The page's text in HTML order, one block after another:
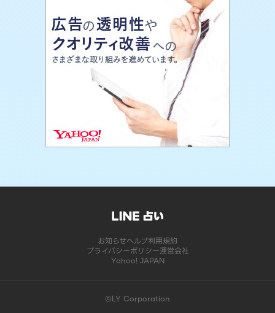
お知らせヘルプ利用規約
プライバシーポリシー運営会社
Yahoo! JAPAN
©LY Corporation